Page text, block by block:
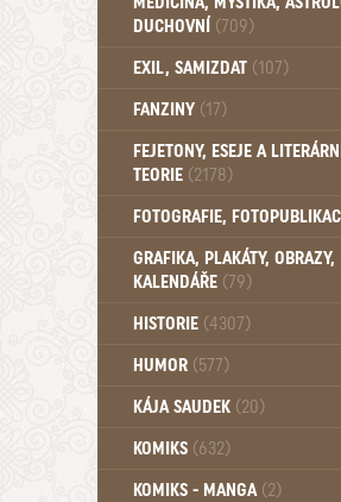
DUCHOVNÍ (709)
Okultismus (110)
EXIL, SAMIZDAT (107)
FANZINY (17)
FEJETONY, ESEJE A
TEORIE (2178)
Citáty, aforismy, snáře,
FOTOGRAFIE,
GRAFIKA, PLAKÁTY, OBRAZY,
KALENDÁŘE (79)
HISTORIE (4307)
Mytologie, Mýty, Báje, Pověsti
HUMOR (577)
KÁJA SAUDEK (20)
KOMIKS (632)
Komiks - Čtyřlístek (234)
KOMIKS - MANGA (2)